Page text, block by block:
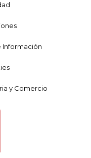
Información
y Comercio